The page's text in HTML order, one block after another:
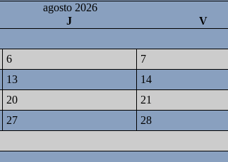
agosto 2026
J V
6 7
13 14
20 21
27 28